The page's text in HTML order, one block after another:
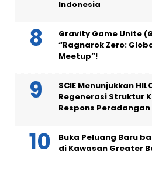
Indonesia
Gravity Game Unite
“Ragnarok Zero:
Meetup”!
SCIE Menunjukkan
Regenerasi Struktur
Respons Peradangan
Buka Peluang Baru
di Kawasan Greater